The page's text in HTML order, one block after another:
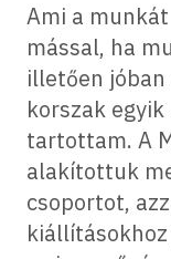
Ami a
mással, ha
illetően
korszak
tartottam. A
alakítottuk
csoportot,